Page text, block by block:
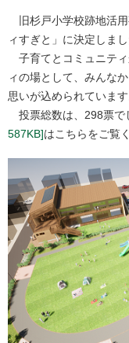
旧杉戸小学校跡地活
ィすぎと」に決定しまし
子育てとコミュニテ
ィの場として、みんな
思いが込められています
投票総数は、298票で
587KB]はこちらをご覧